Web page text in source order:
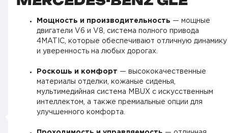
Мощность и производительность — мощные
двигатели V6 и V8, система полного привода
4MATIC, которые обеспечивают отличную динамику
и уверенность на любых дорогах.
Роскошь и комфорт — высококачественные
материалы отделки, кожаные сиденья,
мультимедийная система MBUX с искусственным
интеллектом, а также премиальные опции для
улучшенного комфорта.